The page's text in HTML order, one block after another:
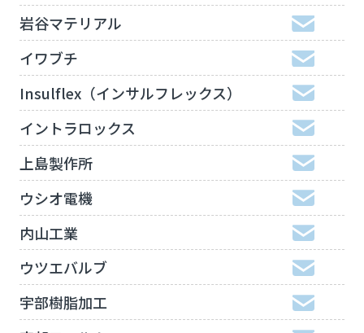
岩谷マテリアル
イワブチ
Insulflex（インサルフレックス）
イントラロックス
上島製作所
ウシオ電機
内山工業
ウツエバルブ
宇部樹脂加工